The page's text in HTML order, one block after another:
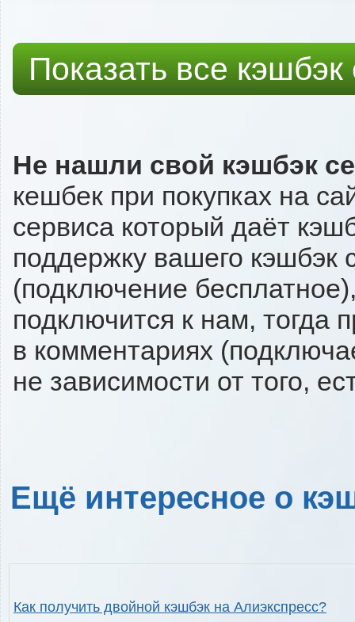
Показать все
Не нашли свой кэшбэк
кешбек при покупках на
сервиса который даёт
поддержку вашего кэшбэк
(подключение
подключится к нам, тогда
в комментариях
не зависимости от того,
Ещё интересное о
Как получить двойной кэшбэк на Алиэкспресс?